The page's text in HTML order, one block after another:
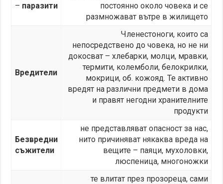
– паразити
постоянно около човека и се
размножават вътре в жилището
Вредители
Членестоноги, които са
непосредствено до човека, но не ни
докосват – хлебарки, молци, мравки,
термити, колемболи, белокрилки,
мокрици, об. кожояд. Те активно
вредят на различни предмети в дома
и правят негодни хранителните
продукти
Безвредни
съжители
не представляват опасност за нас,
нито причиняват някаква вреда на
вещите – паяци, мухоловки,
люспеница, многоножки
те влитат през прозореца, сами